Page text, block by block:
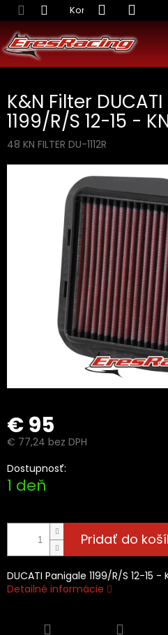
Prejsť
na
obsah
Kontakt
K&N Filter
1199/R/S 12-15 -
48 KN FILTER DU-1112R
€ 95
€ 77,24 bez DPH
Jednotková
cena:
Dostupnosť:
1 deň
Pridať do
DUCATI Panigale 1199/R/S 12-15 -
Detailné informácie